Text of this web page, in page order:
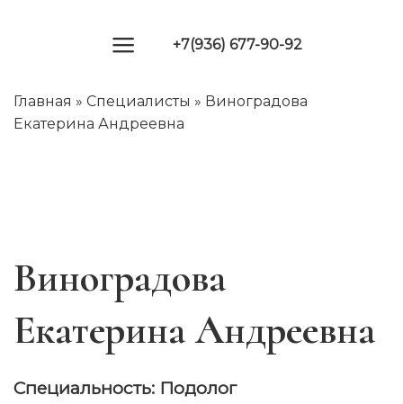
+7(936) 677-90-92
Главная » Специалисты » Виноградова
Екатерина Андреевна
Виноградова
Екатерина Андреевна
Специальность: Подолог